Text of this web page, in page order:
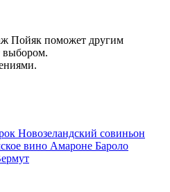
Пойяк поможет другим
выбором.
Новозеландский совиньон
вино Амароне Бароло